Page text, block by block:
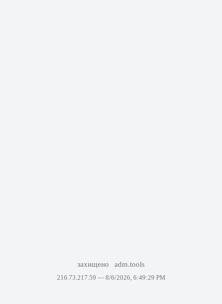
захищено adm.tools
216.73.217.59 — 8/6/2026, 6:49:29 PM